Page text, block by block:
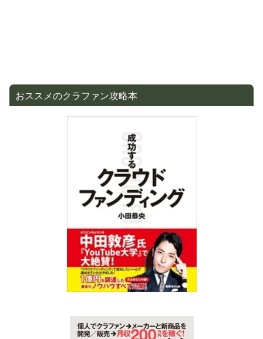
おススメのクラファン攻略本